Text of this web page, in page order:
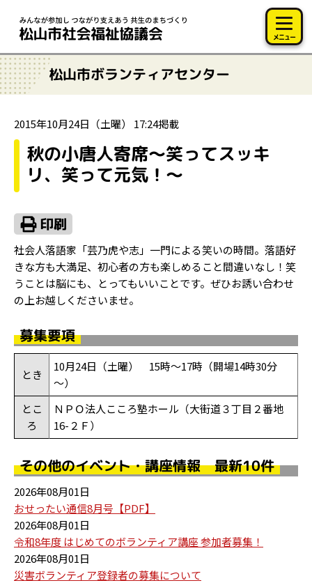
メニュー
松山市ボランティアセンター
2015年10月24日（土曜） 17:24掲載
秋の小唐人寄席～笑ってスッキ
リ、笑って元気！～
社会人落語家「芸乃虎や志」一門による笑いの時間。落語好
きな方も大満足、初心者の方も楽しめること間違いなし！笑
うことは脳にも、とってもいいことです。ぜひお誘い合わせ
の上お越しくださいませ。
募集要項
とき
10月24日（土曜） 15時～17時（開場14時30分
～）
とこ
ろ
ＮＰＯ法人こころ塾ホール（大街道３丁目２番地
16-２Ｆ）
その他のイベント・講座情報 最新10件
2026年08月01日
おせったい通信8月号【PDF】
2026年08月01日
令和8年度 はじめてのボランティア講座 参加者募集！
2026年08月01日
災害ボランティア登録者の募集について